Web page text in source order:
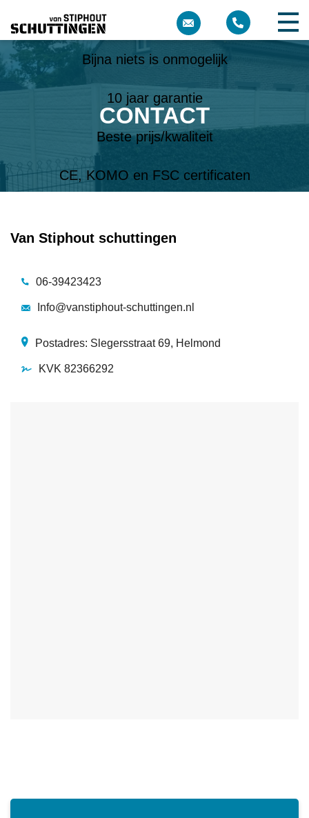
CONTACT
Meer dan 10 jaar ervaring
Bijna niets is onmogelijk
10 jaar garantie
Beste prijs/kwaliteit
CE, KOMO en FSC certificaten
Van Stiphout schuttingen
06-39423423
Info@vanstiphout-schuttingen.nl
Postadres: Slegersstraat 69, Helmond
KVK 82366292